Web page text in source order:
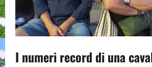
I numeri record di una